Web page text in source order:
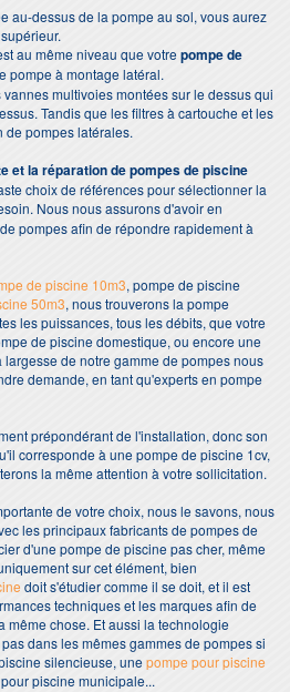
au-dessus de la pompe au sol, vous aurez
au même niveau que votrepompe de
pompe à montage latéral.
multivoies montées sur le dessus qui
Tandis que les filtres à cartouche et les
de pompes latérales.
et la réparation de pompes de piscine
choix de références pour sélectionner la
Nous nous assurons d'avoir en
pompes afin de répondre rapidement à
de piscine 10m3, pompe de piscine
50m3, nous trouverons la pompe
les puissances, tous les débits, que votre
de piscine domestique, ou encore une
de notre gamme de pompes nous
demande, en tant qu'experts en pompe
prépondérant de l'installation, donc son
corresponde à une pompe de piscine 1cv,
la même attention à votre sollicitation.
de votre choix, nous le savons, nous
les principaux fabricants de pompes de
d'une pompe de piscine pas cher, même
sur cet élément, bien
doit s'étudier comme il se doit, et il est
techniques et les marques afin de
même chose. Et aussi la technologie
dans les mêmes gammes de pompes si
silencieuse, unepompe pour piscine
piscine municipale...